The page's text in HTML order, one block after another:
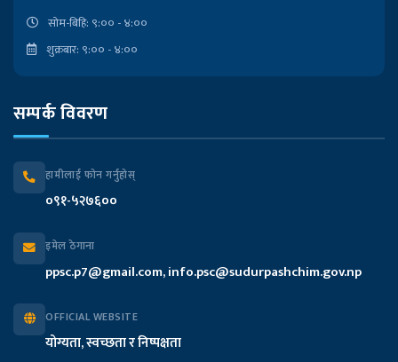
भौतिक पूर्वाधार विकास मन्त्रालय
सोम-बिहि: ९:०० - ४:००
शुक्रबार: ९:०० - ४:००
सम्पर्क विवरण
हामीलाई फोन गर्नुहोस्
०९१-५२७६००
इमेल ठेगाना
ppsc.p7@gmail.com, info.psc@sudurpashchim.gov.np
OFFICIAL WEBSITE
योग्यता, स्वच्छता र निष्पक्षता